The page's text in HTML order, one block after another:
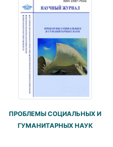
ПРОБЛЕМЫ СОЦИАЛЬНЫХ И
ГУМАНИТАРНЫХ НАУК